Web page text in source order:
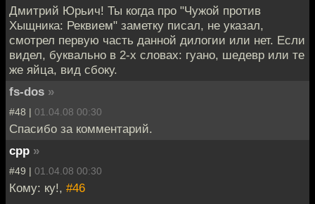
Дмитрий Юрьич! Ты когда про "Чужой против
Хыщника: Реквием" заметку писал, не указал,
смотрел первую часть данной дилогии или нет. Если
видел, буквально в 2-х словах: гуано, шедевр или те
же яйца, вид сбоку.
fs-dos »
#48 | 01.04.08 00:30
Спасибо за комментарий.
cpp »
#49 | 01.04.08 00:30
Кому: ку!, #46